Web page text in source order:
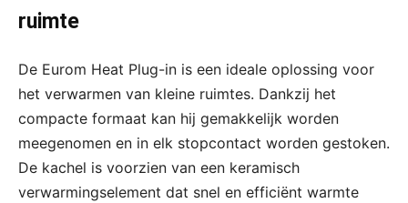
ruimte
De Eurom Heat Plug-in is een ideale oplossing voor
het verwarmen van kleine ruimtes. Dankzij het
compacte formaat kan hij gemakkelijk worden
meegenomen en in elk stopcontact worden gestoken.
De kachel is voorzien van een keramisch
verwarmingselement dat snel en efficiënt warmte